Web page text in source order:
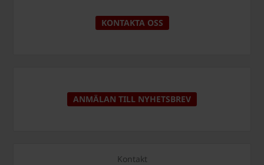
KONTAKTA OSS
ANMÄLAN TILL NYHETSBREV
Kontakt